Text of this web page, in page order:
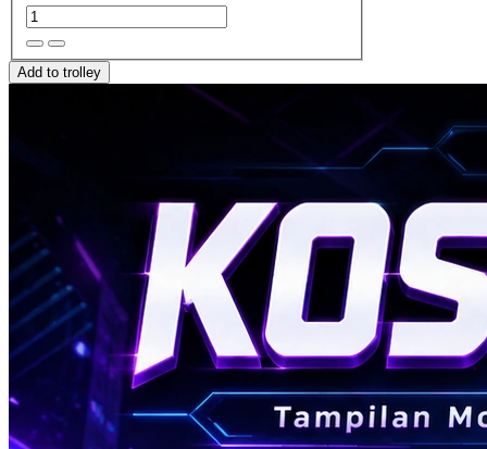
Add to trolley